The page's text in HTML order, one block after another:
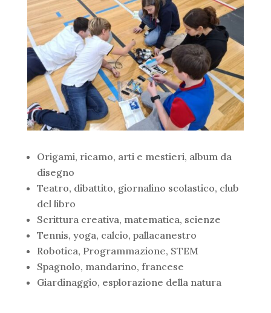
Origami, ricamo, arti e mestieri, album da
disegno
Teatro, dibattito, giornalino scolastico, club
del libro
Scrittura creativa, matematica, scienze
Tennis, yoga, calcio, pallacanestro
Robotica, Programmazione, STEM
Spagnolo, mandarino, francese
Giardinaggio, esplorazione della natura